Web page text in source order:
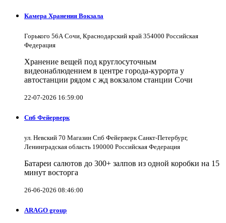
Камера Хранения Вокзала
Горького 56А Сочи, Краснодарский край 354000 Российская
Федерация
Хранение вещей под круглосуточным
видеонаблюдением в центре города-курорта у
автостанции рядом с жд вокзалом станции Сочи
22-07-2026 16:59:00
Спб Фейерверк
ул. Невский 70 Магазин Спб Фейерверк Санкт-Петербург,
Ленинградская область 190000 Российская Федерация
Батареи салютов до 300+ залпов из одной коробки на 15
минут восторга
26-06-2026 08:46:00
ARAGO group